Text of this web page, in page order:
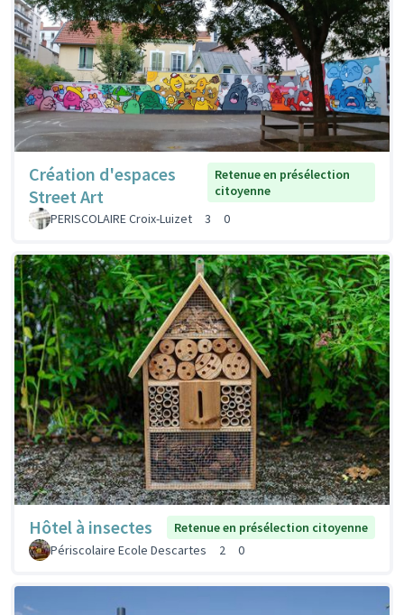
Création d'espaces
Street Art
Retenue en présélection
citoyenne
PERISCOLAIRE Croix-Luizet
3 0
Hôtel à insectes
Retenue en présélection citoyenne
Périscolaire Ecole Descartes
2 0